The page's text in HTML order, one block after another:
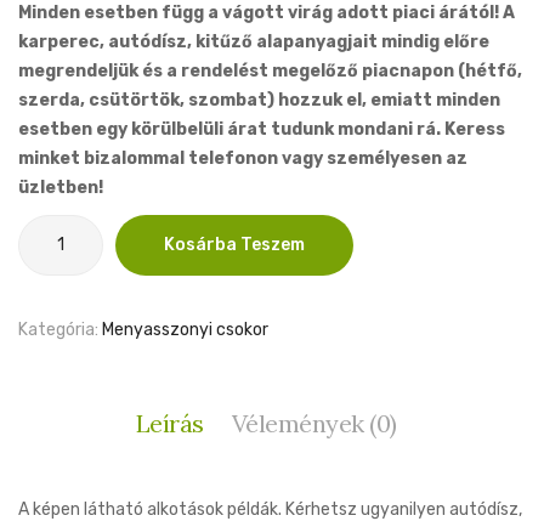
Minden esetben függ a vágott virág adott piaci árától! A
karperec, autódísz, kitűző alapanyagjait mindig előre
megrendeljük és a rendelést megelőző piacnapon (hétfő,
szerda, csütörtök, szombat) hozzuk el, emiatt minden
esetben egy körülbelüli árat tudunk mondani rá. Keress
minket bizalommal telefonon vagy személyesen az
üzletben!
Kosárba Teszem
Kategória: Menyasszonyi csokor
Leírás Vélemények (0)
A képen látható alkotások példák. Kérhetsz ugyanilyen autódísz,